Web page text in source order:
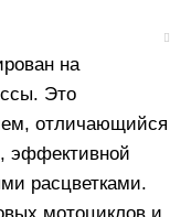
на
Это
отличающийся
эффективной
расцветками.